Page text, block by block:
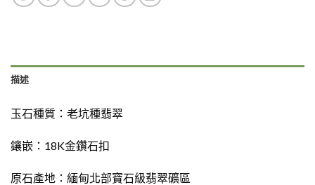
描述
玉石種質： 老坑種翡翠
鑲嵌：18K金鑽石扣
原石產地：緬甸北部寶石級翡翠礦區